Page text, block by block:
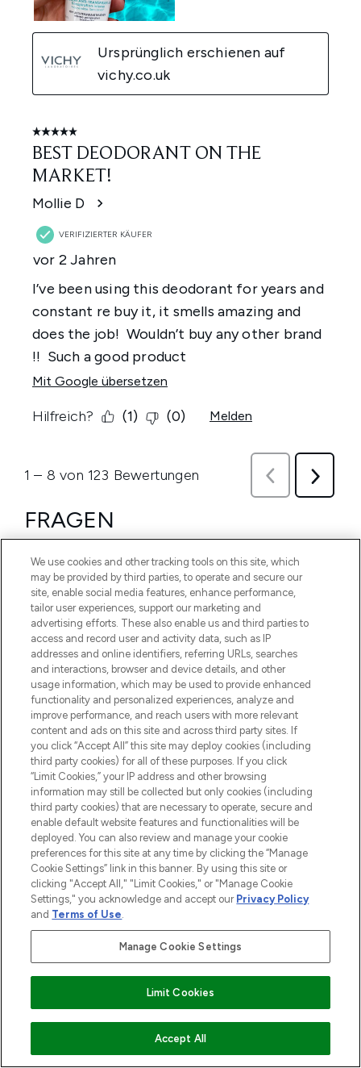
ZUM WARENKORB HINZUFÜGEN
MELDE DICH FÜR UNSEREN NEWSLETTER AN
ANMELDEN
LOOKFANTASTIC ist Europas ultimativer
Beauty-Onlineshop mit den besten
Produkten aus Haut- und Haarpflege
sowie Make-Up von über 200
renommierten Marken. Shoppe online
oder über die App mit kostenloser
We use cookies and other tracking tools on this site, which
may be provided by third parties, to operate and secure our
site, enable social media features, enhance performance,
tailor user experiences, support our marketing and
advertising efforts. These also enable us and third parties to
access and record user and activity data, such as IP
addresses and online identifiers, referring URLs, searches
and interactions, browser and device details, and other
usage information, which may be used to provide enhanced
functionality and personalized experiences, analyze and
improve performance, and reach users with more relevant
content and ads on this site and across third party sites. If
you click “Accept All” this site may deploy cookies (including
third party cookies) for all of these purposes. If you click
“Limit Cookies,” your IP address and other browsing
information may still be collected but only cookies (including
third party cookies) that are necessary to operate, secure and
enable default website features and functionalities will be
deployed. You can also review and manage your cookie
preferences for this site at any time by clicking the “Manage
Cookie Settings” link in this banner. By using this site or
clicking "Accept All," "Limit Cookies," or "Manage Cookie
Settings," you acknowledge and accept our Privacy Policy
and Terms of Use.
Manage Cookie Settings
Limit Cookies
Accept All